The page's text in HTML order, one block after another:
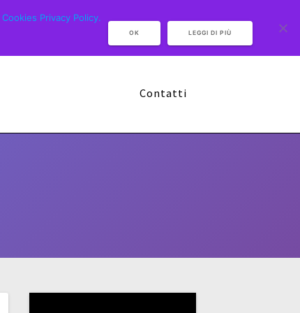
Contatti
Cookies Privacy Policy.
OK LEGGI DI PIÙ